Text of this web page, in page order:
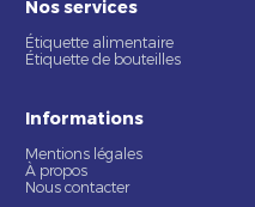
Nos services
Étiquette alimentaire
Étiquette de bouteilles
Informations
Mentions légales
À propos
Nous contacter